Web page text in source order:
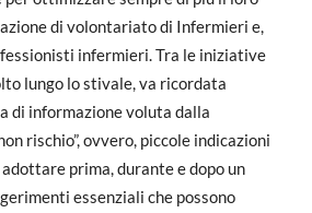
di volontariato di Infermieri e,
infermieri. Tra le iniziative
lungo lo stivale, va ricordata
di informazione voluta dalla
rischio”, ovvero, piccole indicazioni
prima, durante e dopo un
essenziali che possono